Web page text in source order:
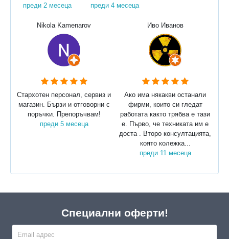
преди 2 месеца
преди 4 месеца
Nikola Kamenarov
Стархотен персонал, сервиз и
магазин. Бързи и отговорни с
поръчки. Препоръчвам!
преди 5 месеца
Иво Иванов
Ако има някакви останали
фирми, които си гледат
работата както трябва е тази
е. Първо, че техниката им е
доста . Второ консултацията,
която колежка...
преди 11 месеца
Специални оферти!